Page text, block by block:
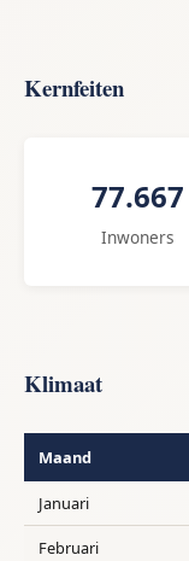
Kernfeiten
77.667
Inwoners
Klimaat
Maand
Januari
Februari